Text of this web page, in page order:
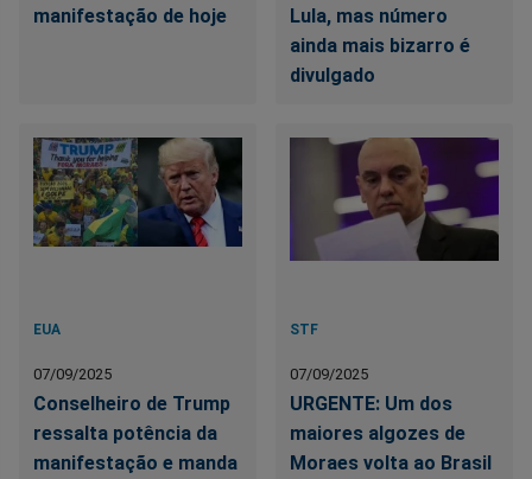
manifestação de hoje
Lula, mas número
ainda mais bizarro é
divulgado
EUA
07/09/2025
Conselheiro de Trump
ressalta potência da
manifestação e manda
STF
07/09/2025
URGENTE: Um dos
maiores algozes de
Moraes volta ao Brasil